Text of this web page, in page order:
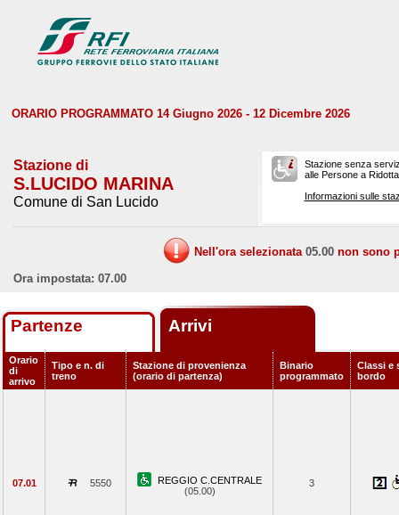
ORARIO PROGRAMMATO 14 Giugno 2026 - 12 Dicembre 2026
Stazione di
S.LUCIDO MARINA
Comune di San Lucido
Stazione senza
alle Persone a
Informazioni sulle
Nell'ora selezionata 05.00 non sono
Ora impostata: 07.00
Partenze Arrivi
Orario
di
arrivo
Tipo e n. di
treno
Stazione di provenienza
(orario di partenza)
Binario
programmato
Classi e
bordo
07.01 5550
REGGIO C.CENTRALE
(05.00)
3